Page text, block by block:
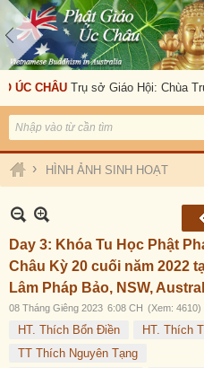
Trụ sở Giáo Hội: Chùa Trúc
› HÌNH ẢNH SINH HOẠT
Day 3: Khóa Tu Học Phật
Châu Kỳ 20 cuối năm 2022
Lâm Pháp Bảo, NSW,
08 Tháng Giêng 2023 6:08 CH (Xem: 4610)
HT. Thích Bổn Điền
HT. Thích
TT Thích Nguyên Tạng